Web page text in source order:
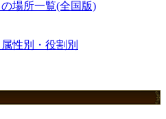
場所一覧(全国版)
性別・役割別